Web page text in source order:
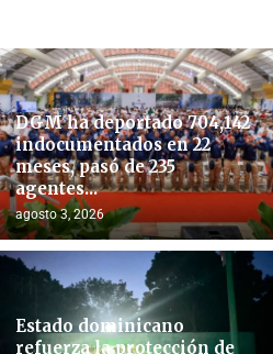
DGM ha deportado 704,142
indocumentados en 22
meses, pasó de 235
agentes...
agosto 3, 2026
Estado dominicano
refuerza la protección de